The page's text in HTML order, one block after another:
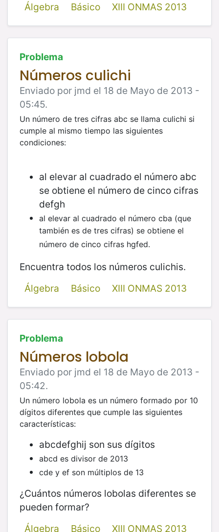
Álgebra Básico XIII ONMAS 2013
Problema
Números culichi
Enviado por jmd el 18 de Mayo de 2013 -
05:45.
Un número de tres cifras abc se llama culichi si
cumple al mismo tiempo las siguientes
condiciones:
al elevar al cuadrado el número abc
se obtiene el número de cinco cifras
defgh
al elevar al cuadrado el número cba (que
también es de tres cifras) se obtiene el
número de cinco cifras hgfed.
​Encuentra todos los números culichis.
Álgebra
Básico XIII ONMAS 2013
Problema
Números lobola
Enviado por jmd el 18 de Mayo de 2013 -
05:42.
Un número lobola es un número formado por 10
dígitos diferentes que cumple las siguientes
características:
abcdefghij son sus dígitos
abcd es divisor de 2013
cde y ef son múltiplos de 13
¿Cuántos números lobolas diferentes se
pueden formar?
Álgebra
Básico XIII ONMAS 2013